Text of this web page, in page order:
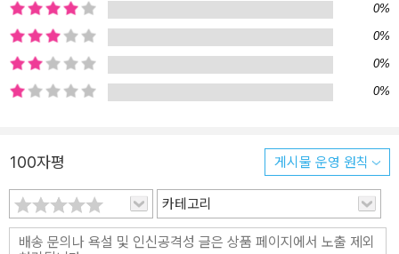
려워하게 됩니다. 너무 무섭고 겁이 나서 좋아하는 새를 가까이에서
볼 수도, 즐겨 먹는 시리얼을 살 수도 없게 되지요. 매일같이 자신이
떨어졌던 담을 지나며 다시 올라갈까 고민하지만, 두려움을 이겨내기
란 좀처럼 쉬운 일이 아닙니다. 그렇지만 높은 곳에 올라 하늘에 닿고
싶은 험프티 덤프티의 바람 또한 여전합니다. 어느 날 험프티 덤프티
행기를 보며 행복해하던 찰나, 하필이면 비행기가 담 위에 떨어지고
말지요. 험프티 덤프티는 이대로 비행기를, 그리고 높은 곳에 오르기
를 영영 포기해야 할까요? 아니면 다시 한 번 용기를 내어 담 위로 올
라갈 수 있을까요? 실패와 새로운 시도를 두려워하는 아이들에게 용
기와 희망을 주는 그림책! 험프티 덤프티가 높은 담에서 떨어진 것처
0%
0%
0%
0%
100자평 게시물 운영 원칙
카테고리